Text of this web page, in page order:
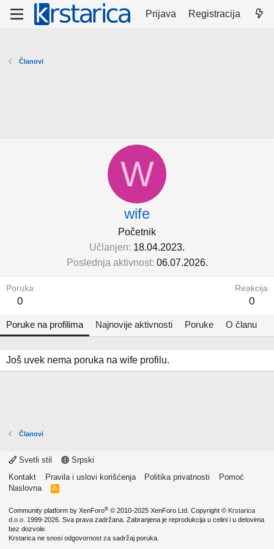
Prijava Registracija
Članovi
W
wife
Početnik
Učlanjen 18.04.2023.
Poslednja aktivnost 06.07.2026.
Poruka
0
Reakcija
0
Poruke na profilima Najnovije aktivnosti Poruke O članu
Još uvek nema poruka na wife profilu.
Članovi
Svetli stil
Srpski
Kontakt
Pravila i uslovi korišćenja Politika privatnosti
Pomoć
Naslovna
R
Community platform by XenForo® © 2010-2025 XenForo Ltd. Copyright © Krstarica
d.o.o. 1999-2026. Sva prava zadržana. Zabranjena je reprodukcija u celini i u delovima
bez dozvole.
Krstarica ne snosi odgovornost za sadržaj poruka.